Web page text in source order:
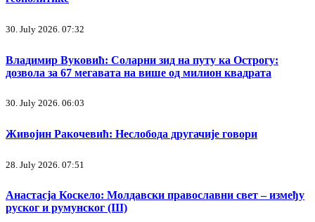
30. July 2026. 07:32
Владимир Вуковић: Соларни зид на путу ка Острогу:
дозвола за 67 мегавата на више од милион квадрата
30. July 2026. 06:03
Живојин Ракочевић: Неслобода другачије говори
28. July 2026. 07:51
Анастасја Коскело: Молдавски православни свет – између
руског и румунског (III)